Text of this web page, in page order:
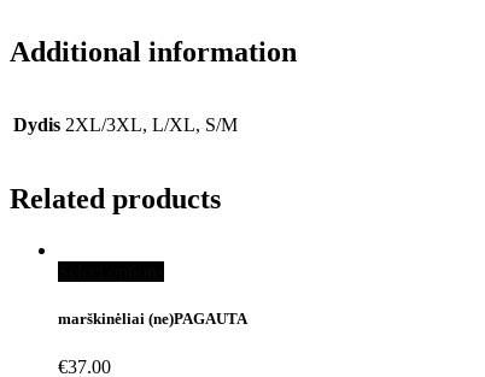
Additional information
Dydis 2XL/3XL, L/XL, S/M
Related products
marškinėliai (ne)PAGAUTA
€37.00